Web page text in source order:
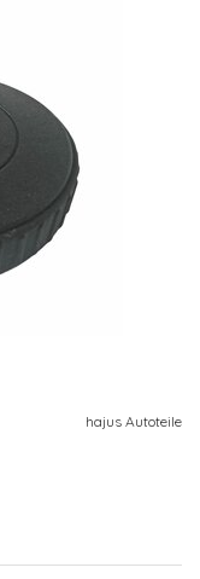
hajus Autoteile